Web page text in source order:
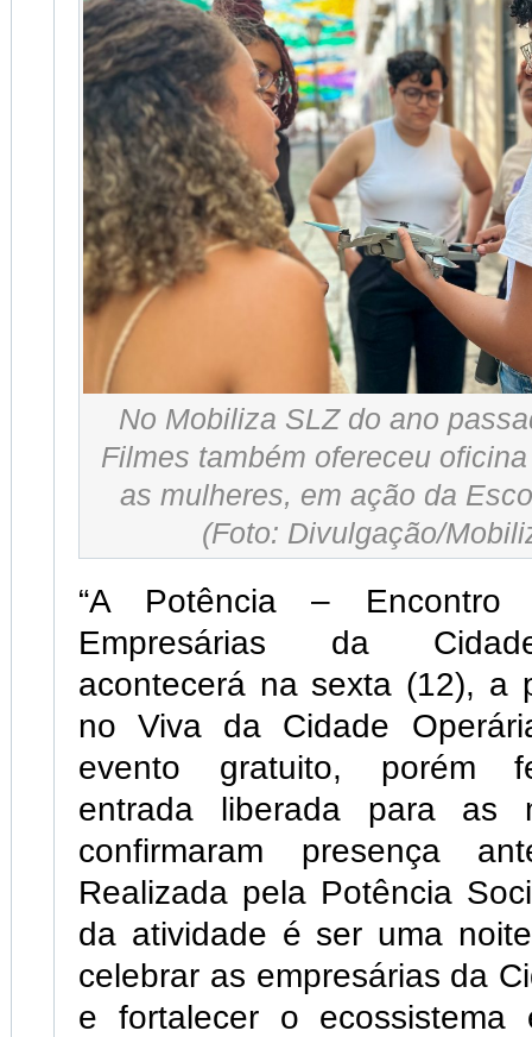
No Mobiliza SLZ do ano
Filmes também ofereceu
as mulheres, em ação da
(Foto: Divulgação/
“A Potência – Encontro
Empresárias da
acontecerá na sexta (12), a
no Viva da Cidade
evento gratuito, porém
entrada liberada para as
confirmaram presença
Realizada pela Potência
da atividade é ser uma
celebrar as empresárias da
e fortalecer o ecossistema